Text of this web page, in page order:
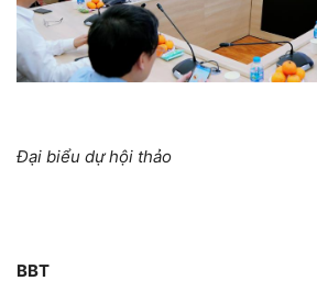
Đại biểu dự hội thảo
BBT